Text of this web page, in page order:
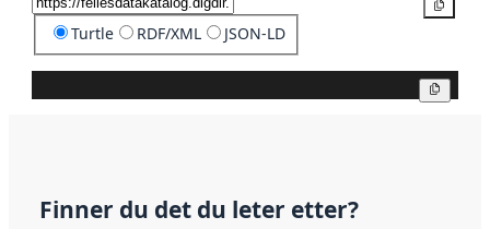
Turtle RDF/XML JSON-LD
Finner du det du leter etter?